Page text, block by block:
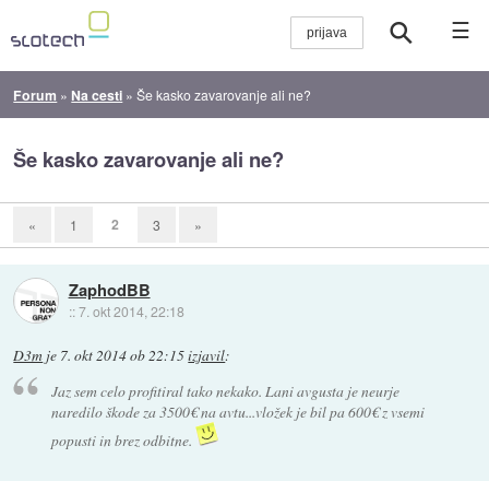
☰
Forum » Na cesti »Še kasko zavarovanje ali ne?
Še kasko zavarovanje ali ne?
« 1 2 3 »
ZaphodBB
::7. okt 2014, 22:18
D3m je 7. okt 2014 ob 22:15izjavil:
Jaz sem celo profitiral tako nekako. Lani avgusta je neurje
naredilo škode za 3500€ na avtu...vložek je bil pa 600€ z vsemi
popusti in brez odbitne.